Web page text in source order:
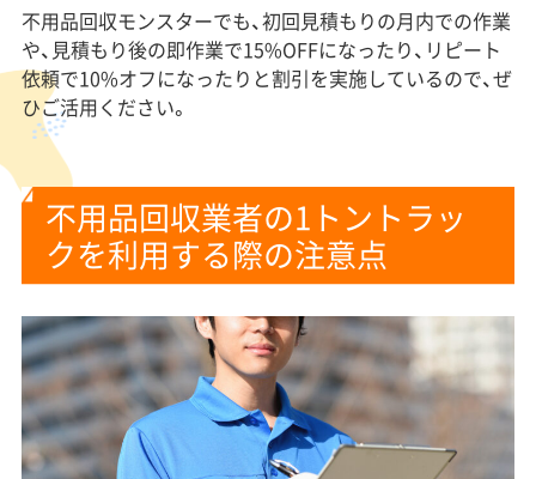
不用品回収モンスターでも、初回見積もりの月内での作業
や、見積もり後の即作業で15%OFFになったり、リピート
依頼で10%オフになったりと割引を実施しているので、ぜ
ひご活用ください。
不用品回収業者の1トントラッ
クを利用する際の注意点